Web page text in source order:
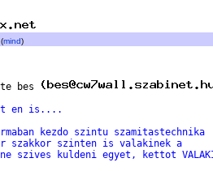
(mind)
bes
en is....
kezdo szintu szamitastechnika
szakkor szinten is valakinek a
szives kuldeni egyet, kettot